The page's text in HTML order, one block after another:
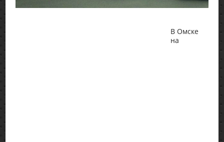
В Омске
на